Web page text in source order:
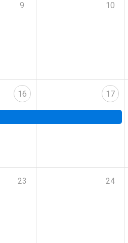
9 10
16 17
23 24